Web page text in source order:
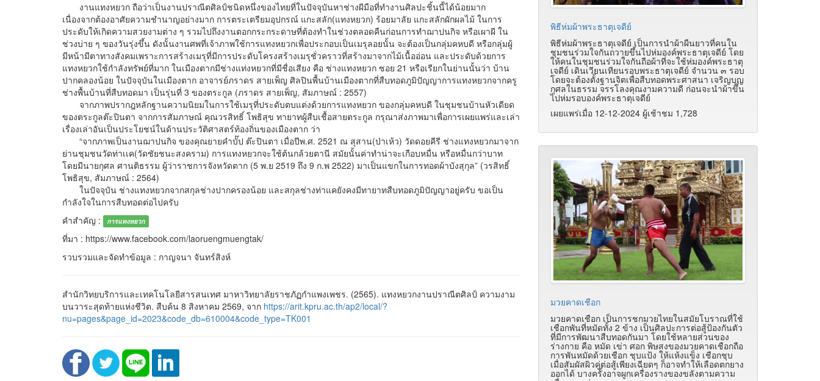
งานแทงหยวก ถือว่าเป็นงานปราณีตศิลป์ชนิดหนึ่งของไทยที่ในปัจจุบันหาช่างผีมือที่ทำงานศิลปะชิ้นนี้ได้น้อยมาก
เนื่องจากต้องอาศัยความชำนาญอย่างมาก การตระเตรียมอุปกรณ์ แกะสลัก(แทงหยวก) ร้อยมาลัย แกะสลักผักผลไม้ ในการ
ประดับให้เกิดความสวยงามต่าง ๆ รวมไปถึงงานตอกกระกระดาษที่ต้องทำในช่วงตลอดคืนก่อนการทำฌาปนกิจ หรือเผาผี ใน
ช่วงบ่าย ๆ ของวันรุ่งขึ้น ดังนั้นงานศพที่เจ้าภาพใช้การแทงหยวกเพื่อประกอบเป็นเมรุลอยนั้น จะต้องเป็นกลุ่มคหบดี หรือกลุ่มผู้
มีหน้ามีตาทางสังคมเพราะการสร้างเมรุที่มีการประดับโครงสร้างเมรุชั่วคราวที่สร้างมาจากไม้เนื้ออ่อน และประดับด้วยการ
แทงหยวกใช้กำลังทรัพย์ที่มาก ในเมืองตากมีช่างแท่งหยวกที่มีชื่อเสียง คือ ช่างแทงหยวก ซอย 21 หรือเรียกในย่านนั้นว่า บ้าน
ปากคลองน้อย ในปัจจุบันในเมืองตาก อาจารย์ภราดร สายเพ็ญ ศิลปินพื้นบ้านเมืองตากที่สืบทอดภูมิปัญญาการแทงหยวกจากครู
ช่างพื้นบ้านที่สืบทอดมา เป็นรุ่นที่ 3 ของตระกูล (ภราดร สายเพ็ญ, สัมภาษณ์ : 2557)
จากภาพปรากฎหลักฐานความนิยมในการใช้เมรุที่ประดับตบแต่งด้วยการแทงหยวก ของกลุ่มคหบดี ในชุมชนบ้านหัวเดียด
ของตระกูลต๊ะปินตา จากการสัมภาษณ์ คุณวรสิทธิ์ โพธิสุข ทายาทผู้สืบเชื้อสายตระกูล กรุณาส่งภาพมาเพื่อการเผยแพร่และเล่า
เรื่องเล่าอันเป็นประโยชน์ในด้านประวัติศาสตร์ท้องถิ่นของเมืองตาก ว่า
“จากภาพเป็นงานฌาปนกิจ ของคุณยายคำบั๊ป ต๊ะปินตา เมื่อปีพ.ศ. 2521 ณ สุสาน(ป่าเห้ว) วัดดอยคีรี ช่างแทงหยวกมาจาก
ย่านชุมชนวัดท่าเเค(วัดชัยชนะสงคราม) การแทงหยวกจะใช้ต้นกล้วยตานี สมัยนั้นค่าทำน่าจะเกือบหมื่น หรือหมื่นกว่าบาท
โดยมีนายกุศล ศานติธรรม ผู้ว่าราชการจังหวัดตาก (5 พ.ย 2519 ถึง 9 ก.พ 2522) มาเป็นแขกในการทอดผ้าบังสุกุล” (วรสิทธิ์
โพธิสุข, สัมภาษณ์ : 2564)
ในปัจจุบัน ช่างแทงหยวกจากสกุลช่างปากครองน้อย และสกุลช่างท่าแคยังคงมีทายาทสืบทอดภูมิปัญญาอยู่ครับ ขอเป็น
กำลังใจในการสืบทอดต่อไปครับ
คำสำคัญ :
การแทงหยวก
ที่มา : https://www.facebook.com/laoruengmuengtak/
รวบรวมและจัดทำข้อมูล : กาญจนา จันทร์สิงห์
สำนักวิทยบริการและเทคโนโลยีสารสนเทศ มาหาวิทยาลัยราชภัฏกำแพงเพชร. (2565). แทงหยวกงานปราณีตศิลป์ ความงาม
บนวาระสุดท้ายแห่งชีวิต. สืบค้น 8 สิงหาคม 2569, จาก https://arit.kpru.ac.th/ap2/local/?
nu=pages&page_id=2023&code_db=610004&code_type=TK001
พิธีห่มผ้าพระธาตุเจดีย์
พิธีห่มผ้าพระธาตุเจดีย์ เป็นการนำผ้าผืนยาวที่คนใน
ชุมชนร่วมใจกันถวายขึ้นไปห่มองค์พระธาตุเจดีย์ โดย
ให้คนในชุมชนร่วมใจกันถือผ้าที่จะใช้ห่มองค์พระธาตุ
เจดีย์ เดินเวียนเทียนรอบพระธาตุเจดีย์ จำนวน ๓ รอบ
โดยจะต้องตั้งฐานจิตเพื่อสืบทอดพระศาสนา เจริญบุญ
กุศลในธรรม จรรโลงคุณงามความดี ก่อนจะนำผ้าขึ้น
ไปห่มรอบองค์พระธาตุเจดีย์
เผยแพร่เมื่อ 12-12-2024 ผู้เช้าชม 1,728
มวยคาดเชือก
มวยคาดเชือก เป็นการชกมวยไทยในสมัยโบราณที่ใช้
เชือกพันที่หมัดทั้ง 2 ข้าง เป็นศิลปะการต่อสู้ป้องกันตัว
ที่มีการพัฒนาสืบทอดกันมา โดยใช้หลายส่วนของ
ร่างกาย คือ หมัด เข่า ศอก พิษสงของมวยคาดเชือกถือ
การพันหมัดด้วยเชือก ชุบแป้ง ให้แห้งแข็ง เชือกชุบ
เมื่อสัมผัสผิวคู่ต่อสู้เพียงเฉียดๆ ก็อาจทำให้เลือดตกยาง
ออกได้ บางครั้งอาจผูกเครื่องรางของขลังตามความ